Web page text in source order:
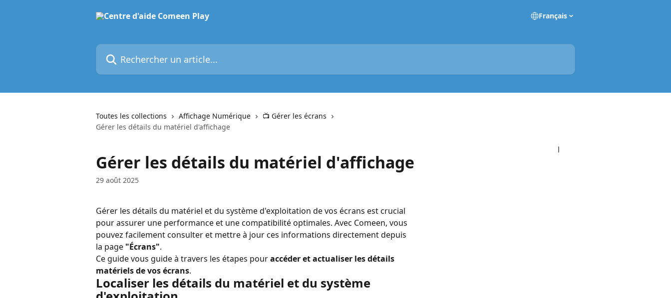
Français
Rechercher un article...
Toutes les collections Affichage Numérique
📺 Gérer les écrans
Gérer les détails du matériel d'affichage
Gérer les détails du matériel d'affichage
29 août 2025
Gérer les détails du matériel et du système d'exploitation de vos écrans est crucial
pour assurer une performance et une compatibilité optimales. Avec Comeen, vous
pouvez facilement consulter et mettre à jour ces informations directement depuis
la page "Écrans".
Ce guide vous guide à travers les étapes pour accéder et actualiser les détails
matériels de vos écrans.
Localiser les détails du matériel et du système